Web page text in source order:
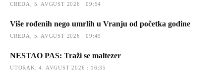
CREDA, 5. AVGUST 2026 : 09:54
Više rođenih nego umrlih u Vranju od početka godine
CREDA, 5. AVGUST 2026 : 09:49
NESTAO PAS: Traži se maltezer
UTORAK, 4. AVGUST 2026 : 16:35